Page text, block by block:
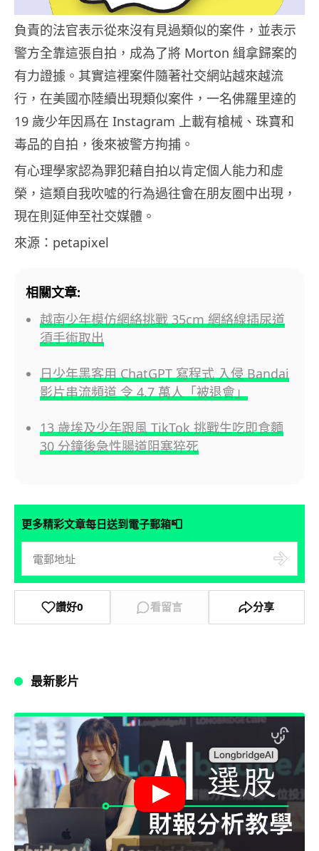
負責的法官表示從來沒有見過類似的案件，並表示
警方全靠這張自拍，成為了將 Morton 緝拿歸案的
有力證據。其實這裡案件隨著社交網站越來越流
行，在美國亦陸續出現類似案件，一名佛羅里達的
19 歲少年因爲在 Instagram 上載有槍械、珠寶和
毒品的自拍，後來被警方拘捕。
有心理學家認為罪犯藉自拍以肯定個人能力和虛
榮，這類自我吹噓的行為過往會在朋友圈中出現，
現在則延伸至社交媒體。
來源：petapixel
相關文章:
越南少年模仿網絡挑戰 35cm 網絡線插尿道
須手術取出
日少年黑客用 ChatGPT 寫程式 入侵 Bandai
影片串流頻道 令 4.7 萬人「被退會」
13 歲埃及少年跟風 TikTok 挑戰生吃即食麵
30 分鐘後急性腸道阻塞猝死
更多精彩文章每日送到電子郵箱📮
讚好0 看留言 分享
最新影片